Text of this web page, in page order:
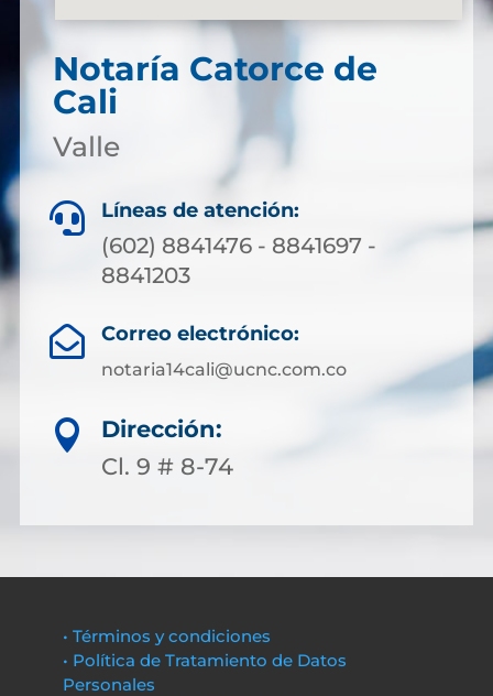
Notaría Catorce de
Cali
Valle
 Líneas de atención:
(602) 8841476 - 8841697 -
8841203
 Correo electrónico:
notaria14cali@ucnc.com.co

Dirección:
Cl. 9 # 8-74
• Términos y condiciones
• Política de Tratamiento de Datos
Personales